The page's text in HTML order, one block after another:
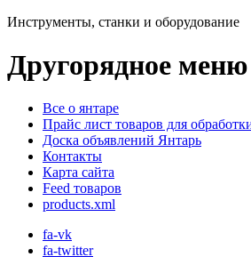
Инструменты, станки и оборудование
Другорядное меню
Все о янтаре
Прайс лист товаров для
Доска объявлений Янтарь
Контакты
Карта сайта
Feed товаров
products.xml
fa-vk
fa-twitter